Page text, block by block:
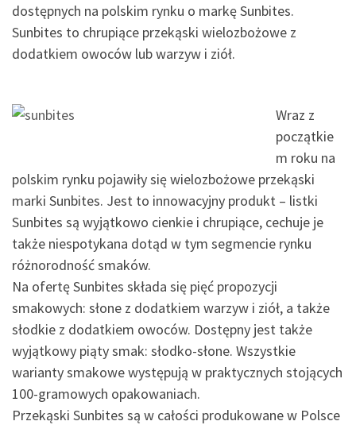
dostępnych na polskim rynku o markę Sunbites.
Sunbites to chrupiące przekąski wielozbożowe z
dodatkiem owoców lub warzyw i ziół.
Wraz z
początkie
m roku na
polskim rynku pojawiły się wielozbożowe przekąski
marki Sunbites. Jest to innowacyjny produkt – listki
Sunbites są wyjątkowo cienkie i chrupiące, cechuje je
także niespotykana dotąd w tym segmencie rynku
różnorodność smaków.
Na ofertę Sunbites składa się pięć propozycji
smakowych: słone z dodatkiem warzyw i ziół, a także
słodkie z dodatkiem owoców. Dostępny jest także
wyjątkowy piąty smak: słodko-słone. Wszystkie
warianty smakowe występują w praktycznych stojących
100-gramowych opakowaniach.
Przekąski Sunbites są w całości produkowane w Polsce